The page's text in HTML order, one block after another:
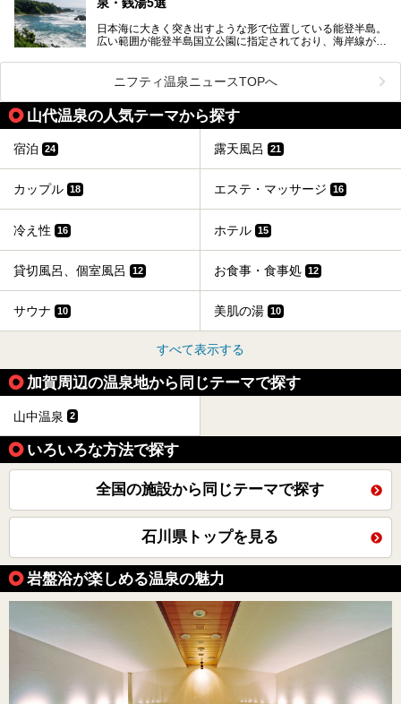
など、種類豊富ですよ。
日本海に大きく突き出すような形で位置している能登半島。
広い範囲が能登半島国立公園に指定されており、海岸線が作
車で行くのがオススメですが、ドライブの際にぜひ一緒に楽
しんでいただきたいのが温泉です。絶景を眺めながらつかる
温泉は最高ですよ！ 今回はそんな能登の温泉を5つご紹介
します。
ニフティ温泉ニュースTOPへ
山代温泉の人気テーマから探す
宿泊 24 露天風呂 21
カップル 18 エステ・マッサージ 16
冷え性 16 ホテル 15
貸切風呂、個室風呂 12 お食事・食事処 12
サウナ 10 美肌の湯 10
すべて表示する
加賀周辺の温泉地から同じテーマで探す
山中温泉 2
いろいろな方法で探す
全国の施設から同じテーマで探す
石川県トップを見る
岩盤浴が楽しめる温泉の魅力